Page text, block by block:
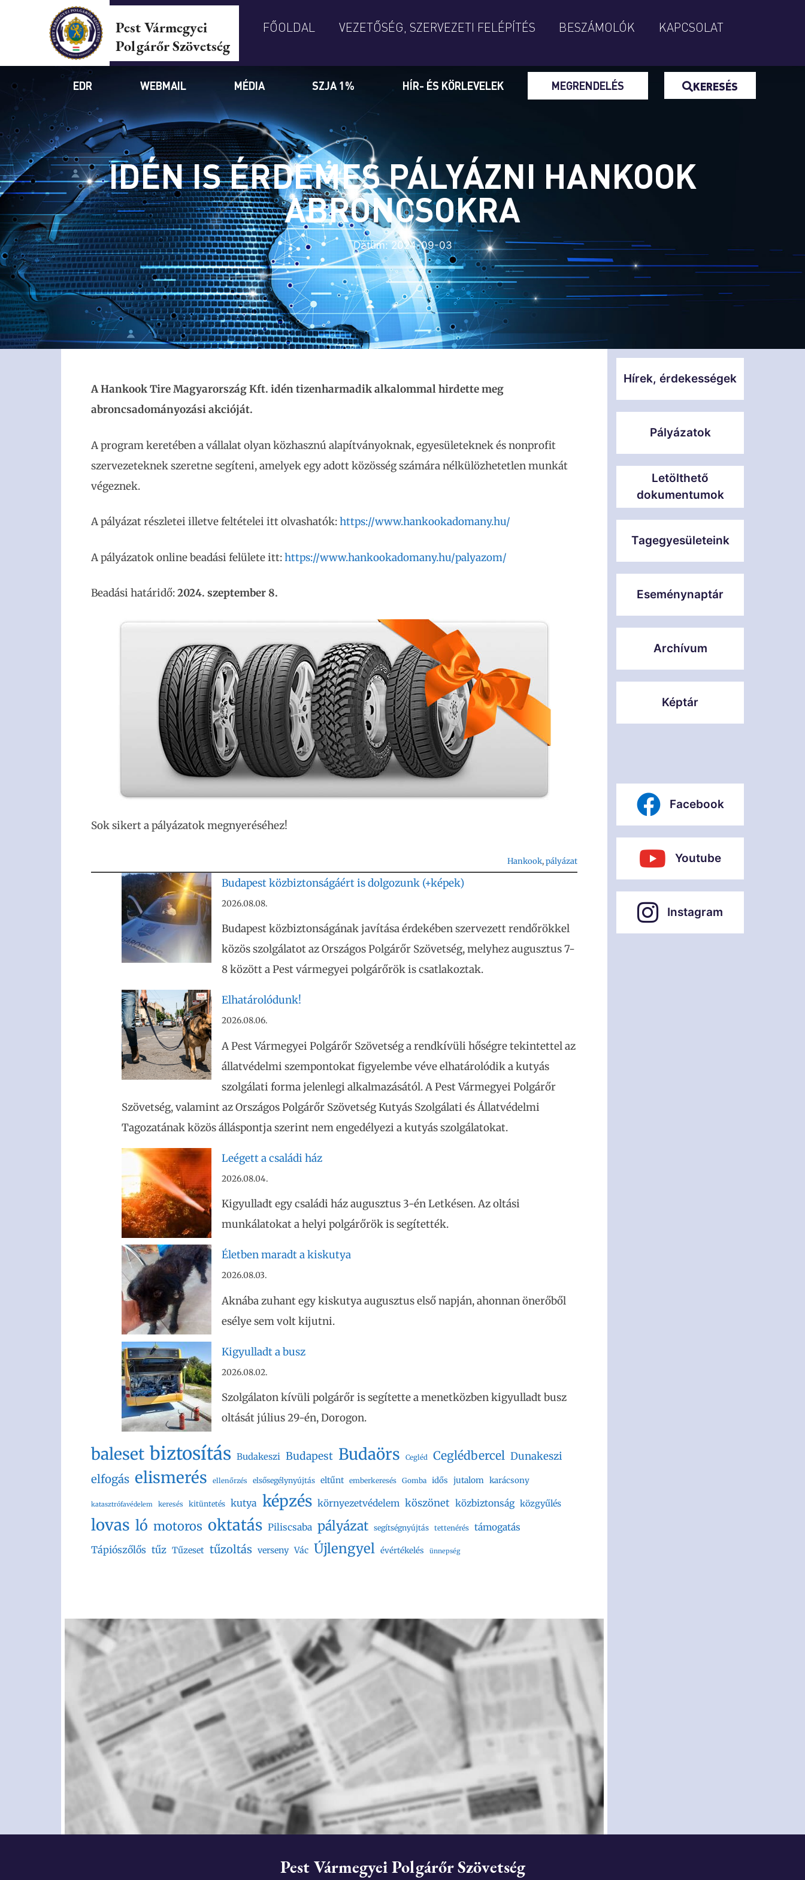
Pest Vármegyei
Polgárőr Szövetség
FŐOLDAL VEZETŐSÉG, SZERVEZETI FELÉPÍTÉS BESZÁMOLÓK KAPCSOLAT
EDR WEBMAIL MÉDIA SZJA 1% HÍR- ÉS KÖRLEVELEK MEGRENDELÉS KERESÉS
IDÉN IS ÉRDEMES PÁLYÁZNI HANKOOK
ABRONCSOKRA
Dátum:2024-09-03
A Hankook Tire Magyarország Kft. idén tizenharmadik alkalommal hirdette meg
abroncsadományozási akcióját.
A program keretében a vállalat olyan közhasznú alapítványoknak, egyesületeknek és nonprofit
szervezeteknek szeretne segíteni, amelyek egy adott közösség számára nélkülözhetetlen munkát
végeznek.
A pályázat részletei illetve feltételei itt olvashatók:https://www.hankookadomany.hu/
A pályázatok online beadási felülete itt:https://www.hankookadomany.hu/palyazom/
Beadási határidő:2024. szeptember 8.
Sok sikert a pályázatok megnyeréséhez!
Hankook, pályázat
Budapest közbiztonságáért is dolgozunk (+képek)
2026.08.08.
Budapest közbiztonságának javítása érdekében szervezett rendőrökkel
közös szolgálatot az Országos Polgárőr Szövetség, melyhez augusztus 7-
8 között a Pest vármegyei polgárőrök is csatlakoztak.
Elhatárolódunk!
2026.08.06.
A Pest Vármegyei Polgárőr Szövetség a rendkívüli hőségre tekintettel az
állatvédelmi szempontokat figyelembe véve elhatárolódik a kutyás
szolgálati forma jelenlegi alkalmazásától. A Pest Vármegyei Polgárőr
Szövetség, valamint az Országos Polgárőr Szövetség Kutyás Szolgálati és Állatvédelmi
Tagozatának közös álláspontja szerint nem engedélyezi a kutyás szolgálatokat.
Leégett a családi ház
2026.08.04.
Kigyulladt egy családi ház augusztus 3-én Letkésen. Az oltási
munkálatokat a helyi polgárőrök is segítették.
Életben maradt a kiskutya
2026.08.03.
Aknába zuhant egy kiskutya augusztus első napján, ahonnan önerőből
esélye sem volt kijutni.
Kigyulladt a busz
2026.08.02.
Szolgálaton kívüli polgárőr is segítette a menetközben kigyulladt busz
oltását július 29-én, Dorogon.
baleset biztosítás Budakeszi Budapest Budaörs Cegléd Ceglédbercel Dunakeszi
elfogás elismerés ellenőrzés elsősegélynyújtás eltűnt emberkeresés Gomba idős jutalom karácsony
katasztrófavédelem keresés kitüntetés kutya képzés környezetvédelem köszönet közbiztonság közgyűlés
lovas ló motoros oktatás Piliscsaba pályázat segítségnyújtás tettenérés támogatás
Tápiószőlős tűz Tűzeset tűzoltás verseny Vác Újlengyel évértékelés ünnepség
Hírek, érdekességek
Pályázatok
Letölthető
dokumentumok
Tagegyesületeink
Eseménynaptár
Archívum
Képtár
Facebook
Youtube
Instagram
Pest Vármegyei Polgárőr Szövetség